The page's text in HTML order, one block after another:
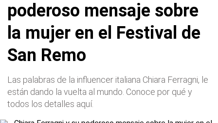
poderoso mensaje sobre
la mujer en el Festival de
San Remo
Las palabras de la influencer italiana Chiara Ferragni, le
están dando la vuelta al mundo. Conoce por qué y
todos los detalles aquí.